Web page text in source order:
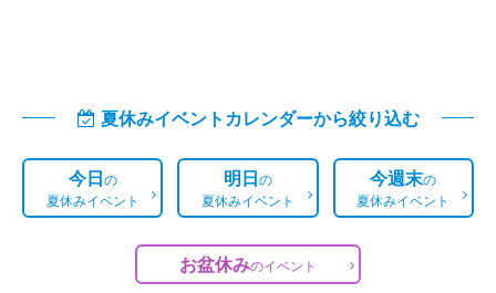
夏休みイベントカレンダーから絞り込む
今日の
夏休みイベント
明日の
夏休みイベント
今週末の
夏休みイベント
お盆休みのイベント